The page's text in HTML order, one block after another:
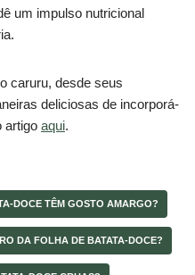
um impulso nutricional
caruru, desde seus
deliciosas de incorporá-
artigo aqui.
DOCE TÊM GOSTO AMARGO?
DA FOLHA DE BATATA-DOCE?